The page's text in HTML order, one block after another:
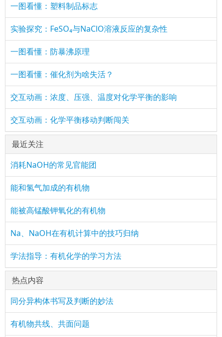
一图看懂：塑料制品标志
实验探究：FeSO₄与NaClO溶液反应的复杂性
一图看懂：防暴沸原理
一图看懂：催化剂为啥失活？
交互动画：浓度、压强、温度对化学平衡的影响
交互动画：化学平衡移动判断闯关
最近关注
消耗NaOH的常见官能团
能和氢气加成的有机物
能被高锰酸钾氧化的有机物
Na、NaOH在有机计算中的技巧归纳
学法指导：有机化学的学习方法
热点内容
同分异构体书写及判断的妙法
有机物共线、共面问题